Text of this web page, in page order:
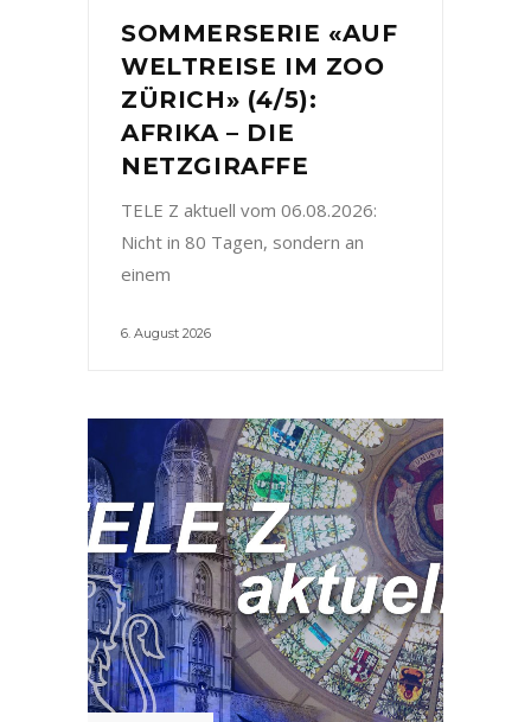
SOMMERSERIE «AUF
WELTREISE IM ZOO
ZÜRICH» (4/5):
AFRIKA – DIE
NETZGIRAFFE
TELE Z aktuell vom 06.08.2026:
Nicht in 80 Tagen, sondern an
einem
6. August 2026